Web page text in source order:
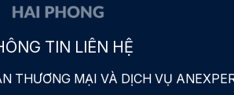
TIN LIÊN HỆ
THƯƠNG MẠI VÀ DỊCH VỤ